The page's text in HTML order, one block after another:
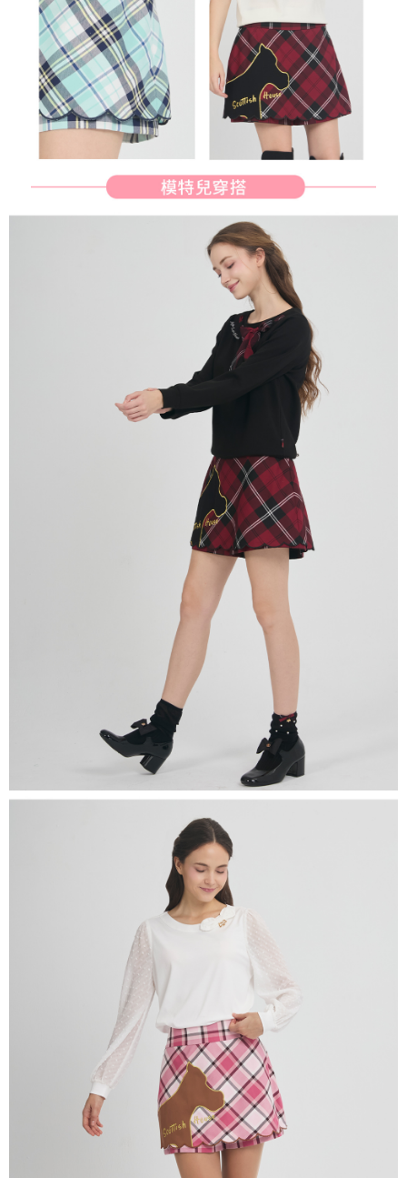
にご連絡ください。上記に示した個人情報を、必要な購入注文書とあわせ
てAFTEEにご提供いただく、またはAFTEEにあなたの個人情報の収集、処
理、利用を許可することににご同意いただけない場合は、当サービスを選
択しないでください。